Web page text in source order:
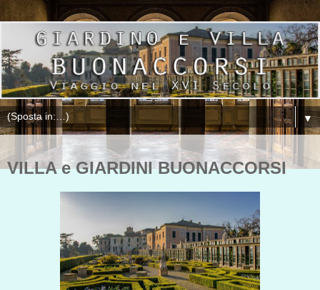
▼
VILLA e GIARDINI BUONACCORSI